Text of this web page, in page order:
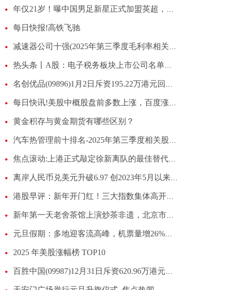
年仅21岁！曝中国男足新星正式加盟英超，已签合同，亚洲杯后官宣
每日快报!高铁飞驰
减速器公司十强(2025年第三季度毛利率相关公司排行榜)|焦点快看
热头条丨A股：电子税务板块上市公司名单！（2025/12/31）
名创优品(09896)1月2日斥资195.22万港元回购5.26万股
每日快讯!美股中概股盘前多数上涨，百度涨12%
黄金积存与黄金期货有哪些区别？
汽车热管理前十排名-2025年第三季度相关股票毛利率榜单
焦点滚动:上港正式敲定徐新离队的最佳替代者，已让他转会加盟，值得期待
离岸人民币兑美元升破6.97 创2023年5月以来新高-速递
港股早评：新年开门红！三大指数集体高开，科技股普涨-独家焦点
新年第一天老舍茶馆上演炒茶非遗，北京市民喝上“早春茶”
元旦假期：多地迎客流高峰，机票量增26%酒店增1.2倍_新动态
2025 年美股涨幅榜 TOP10
百胜中国(09987)12月31日斥资620.96万港元回购1.68万股_观热点